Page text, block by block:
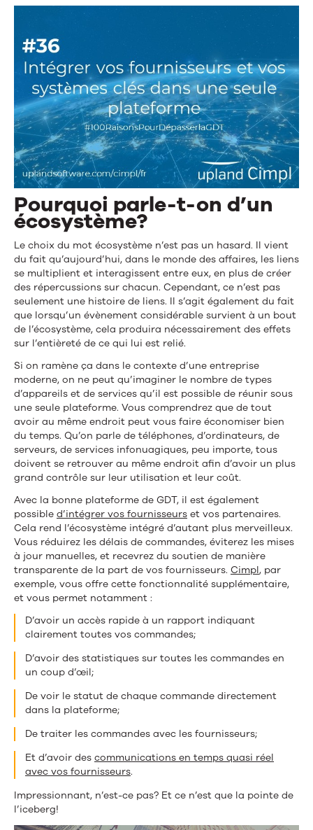
Pourquoi parle-t-on d’un
écosystème?
Le choix du mot écosystème n’est pas un hasard. Il vient
du fait qu’aujourd’hui, dans le monde des affaires, les liens
se multiplient et interagissent entre eux, en plus de créer
des répercussions sur chacun. Cependant, ce n’est pas
seulement une histoire de liens. Il s’agit également du fait
que lorsqu’un évènement considérable survient à un bout
de l’écosystème, cela produira nécessairement des effets
sur l’entièreté de ce qui lui est relié.
Si on ramène ça dans le contexte d’une entreprise
moderne, on ne peut qu’imaginer le nombre de types
d’appareils et de services qu’il est possible de réunir sous
une seule plateforme. Vous comprendrez que de tout
avoir au même endroit peut vous faire économiser bien
du temps. Qu’on parle de téléphones, d’ordinateurs, de
serveurs, de services infonuagiques, peu importe, tous
doivent se retrouver au même endroit afin d’avoir un plus
grand contrôle sur leur utilisation et leur coût.
Avec la bonne plateforme de GDT, il est également
possible d’intégrer vos fournisseurs et vos partenaires.
Cela rend l’écosystème intégré d’autant plus merveilleux.
Vous réduirez les délais de commandes, éviterez les mises
à jour manuelles, et recevrez du soutien de manière
transparente de la part de vos fournisseurs. Cimpl, par
exemple, vous offre cette fonctionnalité supplémentaire,
et vous permet notamment :
D’avoir un accès rapide à un rapport indiquant
clairement toutes vos commandes;
D’avoir des statistiques sur toutes les commandes en
un coup d’œil;
De voir le statut de chaque commande directement
dans la plateforme;
De traiter les commandes avec les fournisseurs;
Et d’avoir des communications en temps quasi réel
avec vos fournisseurs.
Impressionnant, n’est-ce pas? Et ce n’est que la pointe de
l’iceberg!